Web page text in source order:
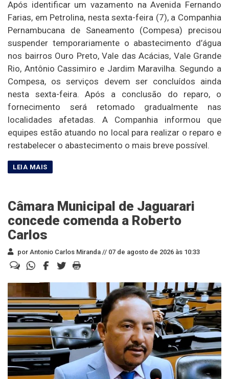
Após identificar um vazamento na Avenida Fernando
Farias, em Petrolina, nesta sexta-feira (7), a Companhia
Pernambucana de Saneamento (Compesa) precisou
suspender temporariamente o abastecimento d’água
nos bairros Ouro Preto, Vale das Acácias, Vale Grande
Rio, Antônio Cassimiro e Jardim Maravilha. Segundo a
Compesa, os serviços devem ser concluídos ainda
nesta sexta-feira. Após a conclusão do reparo, o
fornecimento será retomado gradualmente nas
localidades afetadas. A Companhia informou que
equipes estão atuando no local para realizar o reparo e
restabelecer o abastecimento o mais breve possível.
Câmara Municipal de Jaguarari
concede comenda a Roberto
Carlos
por Antonio Carlos Miranda // 07 de agosto de 2026 às 10:33